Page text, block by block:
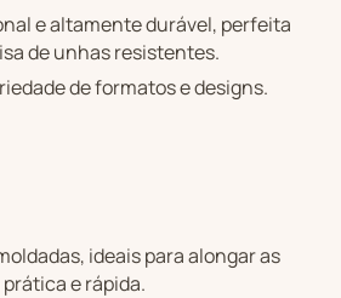
e altamente durável, perfeita
de unhas resistentes.
de formatos e designs.
ideais para alongar as
e rápida.